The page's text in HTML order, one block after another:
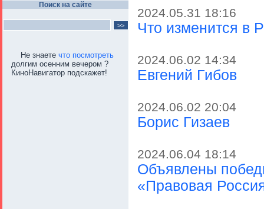
Поиск на сайте
Не знаете что посмотреть
долгим осенним вечером ?
КиноНавигатор подскажет!
2024.05.31 18:16
Что изменится в
2024.06.02 14:34
Евгений Гибов
2024.06.02 20:04
Борис Гизаев
2024.06.04 18:14
Объявлены
«Правовая